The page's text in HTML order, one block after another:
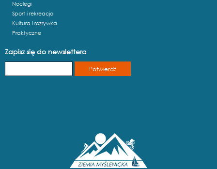
Noclegi
Sport i rekreacja
Kultura i rozrywka
Praktyczne
Zapisz się do newslettera